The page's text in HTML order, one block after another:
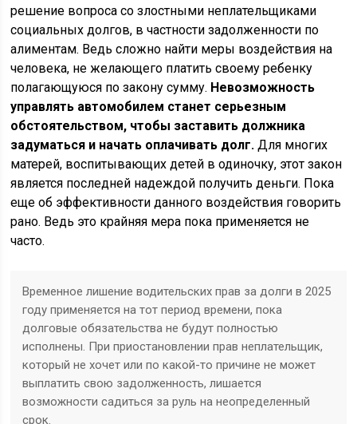
решение вопроса со злостными неплательщиками
социальных долгов, в частности задолженности по
алиментам. Ведь сложно найти меры воздействия на
человека, не желающего платить своему ребенку
полагающуюся по закону сумму. Невозможность
управлять автомобилем станет серьезным
обстоятельством, чтобы заставить должника
задуматься и начать оплачивать долг. Для многих
матерей, воспитывающих детей в одиночку, этот закон
является последней надеждой получить деньги. Пока
еще об эффективности данного воздействия говорить
рано. Ведь это крайняя мера пока применяется не
часто.
Временное лишение водительских прав за долги в 2025
году применяется на тот период времени, пока
долговые обязательства не будут полностью
исполнены. При приостановлении прав неплательщик,
который не хочет или по какой-то причине не может
выплатить свою задолженность, лишается
возможности садиться за руль на неопределенный
срок.